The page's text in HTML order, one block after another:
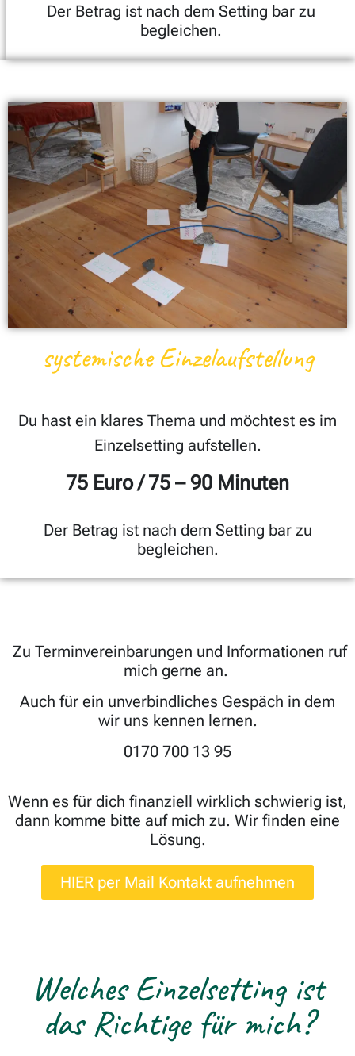
Der Betrag ist nach dem Setting bar zu
begleichen.
systemische Einzelaufstellung
Du hast ein klares Thema und möchtest es im
Einzelsetting aufstellen.
75 Euro / 75 – 90 Minuten
Der Betrag ist nach dem Setting bar zu
begleichen.
Zu Terminvereinbarungen und Informationen ruf
mich gerne an.
Auch für ein unverbindliches Gespäch in dem
wir uns kennen lernen.
0170 700 13 95
Wenn es für dich finanziell wirklich schwierig ist,
dann komme bitte auf mich zu. Wir finden eine
Lösung.
HIER per Mail Kontakt aufnehmen
Welches Einzelsetting ist
das Richtige für mich?